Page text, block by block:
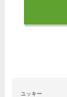
ユッキー